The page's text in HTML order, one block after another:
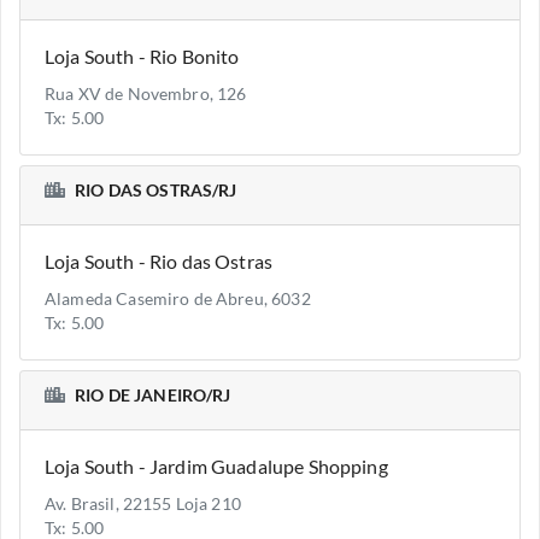
Loja South - Rio Bonito
Rua XV de Novembro, 126
Tx: 5.00
RIO DAS OSTRAS/RJ
Loja South - Rio das Ostras
Alameda Casemiro de Abreu, 6032
Tx: 5.00
RIO DE JANEIRO/RJ
Loja South - Jardim Guadalupe Shopping
Av. Brasil, 22155 Loja 210
Tx: 5.00